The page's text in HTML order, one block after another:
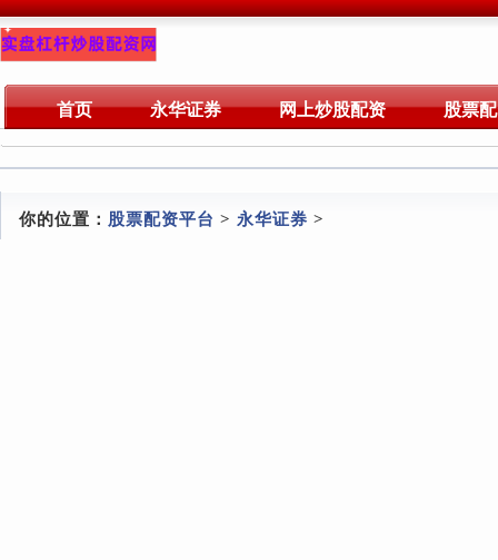
首页 永华证券 网上炒股配资 股票
你的位置： 股票配资平台 > 永华证券 >